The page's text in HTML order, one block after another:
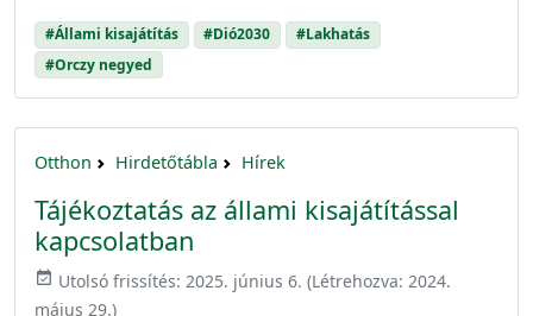
#Állami kisajátítás #Dió2030
#Lakhatás
#Orczy negyed
Otthon Hirdetőtábla Hírek
Tájékoztatás az állami kisajátítással
kapcsolatban
event_available Utolsó frissítés: 2025. június 6. (Létrehozva: 2024.
május 29.)